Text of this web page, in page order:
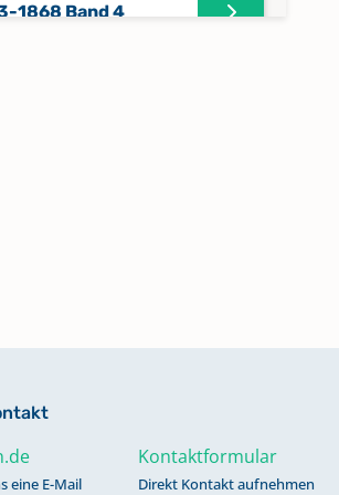
1868 Band 4
eine E-Mail
Kontaktformular
Direkt Kontakt aufnehmen